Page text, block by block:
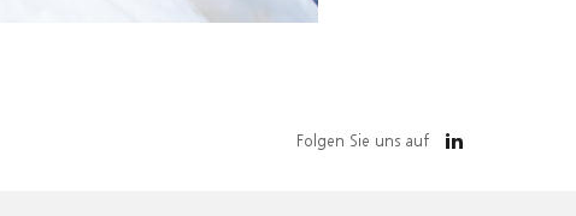
Folgen Sie uns auf